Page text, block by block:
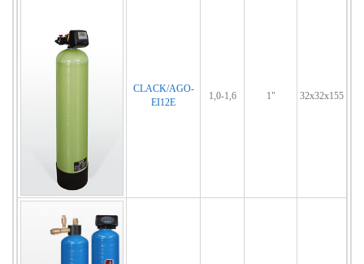
CLACK/AGO-
EI12E
1,0-1,6 1" 32x32x155